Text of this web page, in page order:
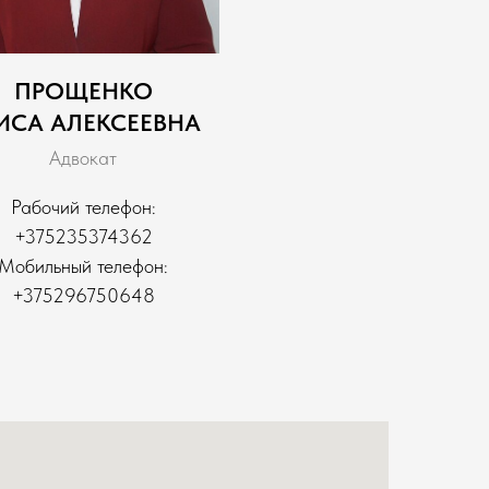
ПРОЩЕНКО
АЛЕКСЕЕВНА
Адвокат
Рабочий телефон:
+375235374362
телефон:
+375296750648